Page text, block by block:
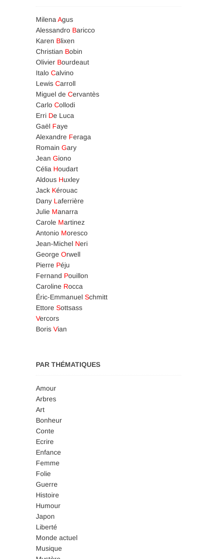
Milena Agus
Alessandro Baricco
Karen Blixen
Christian Bobin
Olivier Bourdeaut
Italo Calvino
Lewis Carroll
Miguel de Cervantès
Carlo Collodi
Erri De Luca
Gaël Faye
Alexandre Feraga
Romain Gary
Jean Giono
Célia Houdart
Aldous Huxley
Jack Kérouac
Dany L aferrière
Julie Manarra
Carole Martinez
Antonio Moresco
Jean-Michel Neri
George Orwell
Pierre Péju
Fernand Pouillon
Caroline Rocca
Éric-Emmanuel Schmitt
Ettore Sottsass
Vercors
Boris Vian
PAR THÉMATIQUES
Amour
Arbres
Art
Bonheur
Conte
Ecrire
Enfance
Femme
Folie
Guerre
Histoire
Humour
Japon
Liberté
Monde actuel
Musique